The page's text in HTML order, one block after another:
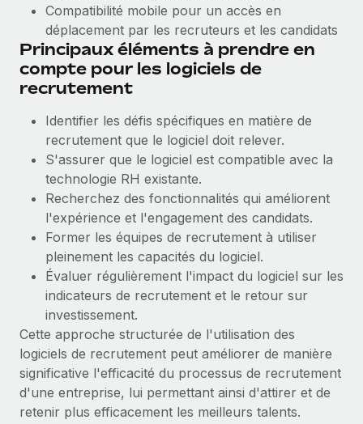
Comment Phiture gère ses 55 employés
répartis dans 19 pays grâce à Remote
Phiture, un leader notable du conseil en matière de
croissance mobile internationale, encourage les...
En savoir plus
Compatibilité mobile pour un accès en
déplacement par les recruteurs et les candidats
Principaux éléments à prendre en
compte pour les logiciels de
recrutement
Identifier les défis spécifiques en matière de
recrutement que le logiciel doit relever.
S'assurer que le logiciel est compatible avec la
technologie RH existante.
Recherchez des fonctionnalités qui améliorent
l'expérience et l'engagement des candidats.
Former les équipes de recrutement à utiliser
pleinement les capacités du logiciel.
Évaluer régulièrement l'impact du logiciel sur les
indicateurs de recrutement et le retour sur
investissement.
Cette approche structurée de l'utilisation des
logiciels de recrutement peut améliorer de manière
significative l'efficacité du processus de recrutement
d'une entreprise, lui permettant ainsi d'attirer et de
retenir plus efficacement les meilleurs talents.